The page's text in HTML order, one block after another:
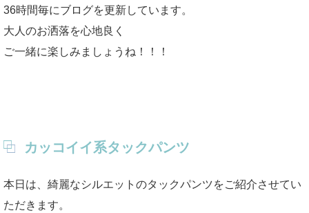
36時間毎にブログを更新しています。
大人のお洒落を心地良く
ご一緒に楽しみましょうね！！！
カッコイイ系タックパンツ
本日は、綺麗なシルエットのタックパンツをご紹介させてい
ただきます。